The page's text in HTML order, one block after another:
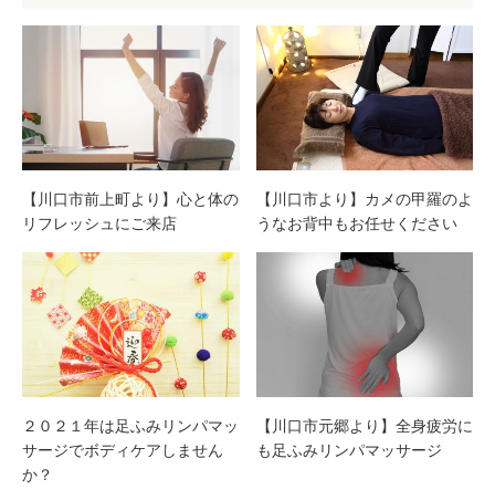
【川口市前上町より】心と体の
リフレッシュにご来店
【川口市より】カメの甲羅のよ
うなお背中もお任せください
２０２１年は足ふみリンパマッ
サージでボディケアしません
か？
【川口市元郷より】全身疲労に
も足ふみリンパマッサージ